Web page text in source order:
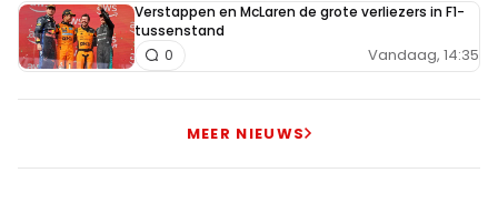
Verstappen en McLaren de grote verliezers in F1-
tussenstand
Vandaag, 14:35
0
MEER NIEUWS